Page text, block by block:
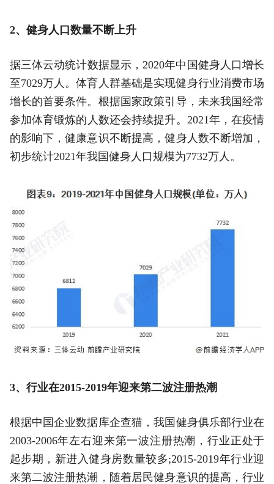
2、健身人口数量不断上升
据三体云动统计数据显示，2020年中国健身人口增长
至7029万人。体育人群基础是实现健身行业消费市场
增长的首要条件。根据国家政策引导，未来我国经常
参加体育锻炼的人数还会持续提升。2021年，在疫情
的影响下，健康意识不断提高，健身人数不断增加，
初步统计2021年我国健身人口规模为7732万人。
3、行业在2015-2019年迎来第二波注册热潮
根据中国企业数据库企查猫，我国健身俱乐部行业在
2003-2006年左右迎来第一波注册热潮，行业正处于
起步期，新进入健身房数量较多;2015-2019年行业迎
来第二波注册热潮，随着居民健身意识的提高，行业